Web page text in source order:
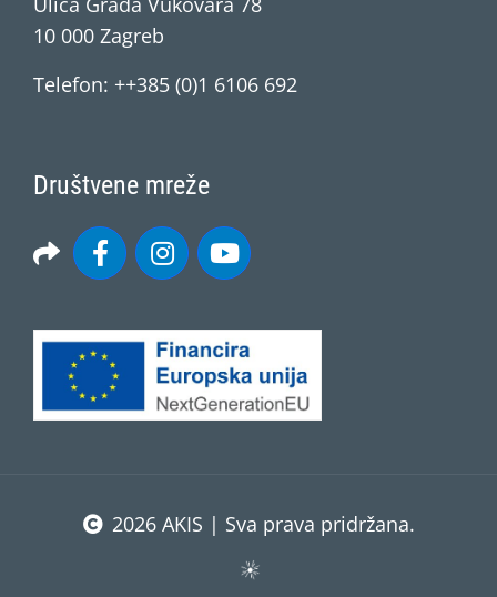
10 000 Zagreb
Telefon: ++385 (0)1 6106 692
Društvene mreže
2026 AKIS | Sva prava pridržana.